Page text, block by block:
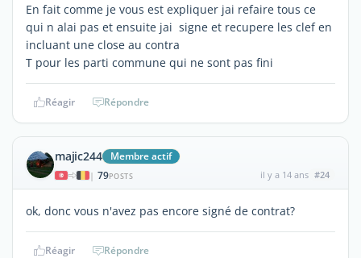
En fait comme je vous est expliquer jai refaire tous ce
qui n alai pas et ensuite jai signe et recupere les clef en
incluant une close au contra
T pour les parti commune qui ne sont pas fini
Réagir Répondre
majic244 Membre actif
| 79POSTS il y a 14 ans #24
ok, donc vous n'avez pas encore signé de contrat?
Réagir Répondre